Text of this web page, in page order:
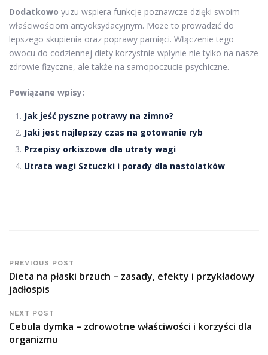
Dodatkowo yuzu wspiera funkcje poznawcze dzięki swoim
właściwościom antyoksydacyjnym. Może to prowadzić do
lepszego skupienia oraz poprawy pamięci. Włączenie tego
owocu do codziennej diety korzystnie wpłynie nie tylko na nasze
zdrowie fizyczne, ale także na samopoczucie psychiczne.
Powiązane wpisy:
Jak jeść pyszne potrawy na zimno?
Jaki jest najlepszy czas na gotowanie ryb
Przepisy orkiszowe dla utraty wagi
Utrata wagi Sztuczki i porady dla nastolatków
PREVIOUS POST
Dieta na płaski brzuch – zasady, efekty i przykładowy
jadłospis
NEXT POST
Cebula dymka – zdrowotne właściwości i korzyści dla
organizmu